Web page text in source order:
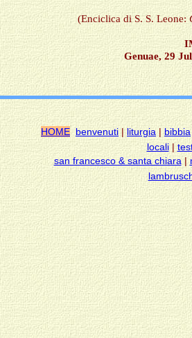
(Enciclica di S. S. Leone:
Genuae, 29
HOME benvenuti | liturgia | bibbia
locali|
san francesco & santa chiara |